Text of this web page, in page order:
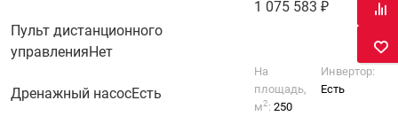
Пульт дистанционного
управленияНет
Дренажный насосЕсть
1 075 583
На
площадь,
м2:250
Инвертор:
Есть